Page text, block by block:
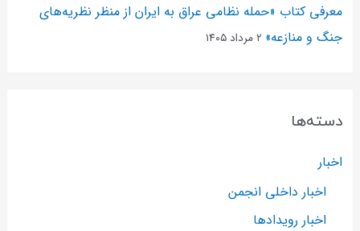
معرفی کتاب «حمله نظامی عراق به ایران از منظر نظریه‌های
جنگ و منازعه» ۲ مرداد ۱۴۰۵
دسته‌ها
اخبار
اخبار داخلی انجمن
اخبار رویدادها